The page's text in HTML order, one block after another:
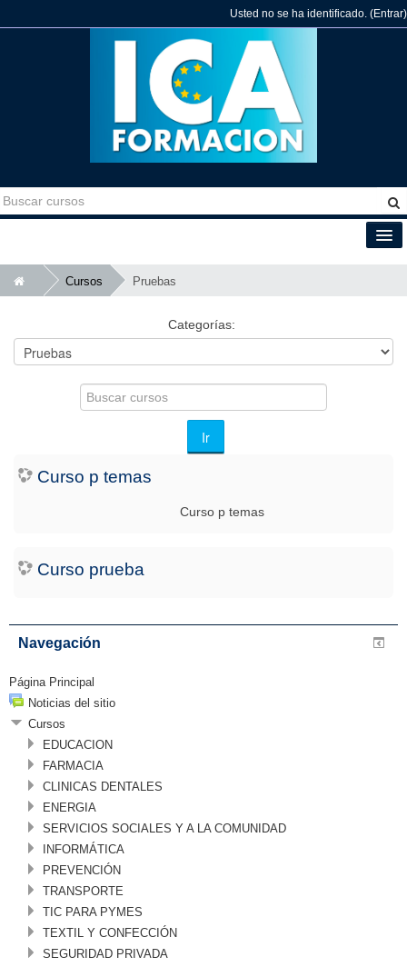
Usted no se ha identificado. (Entrar)
Español - Internacional (es)
Cursos Pruebas
Categorías:
Buscar
cursos
Ir
Curso p temas
Curso p temas
Curso prueba
Navegación
Página Principal
Noticias del sitio
Cursos
EDUCACION
FARMACIA
CLINICAS DENTALES
ENERGIA
SERVICIOS SOCIALES Y A LA COMUNIDAD
INFORMÁTICA
PREVENCIÓN
TRANSPORTE
TIC PARA PYMES
TEXTIL Y CONFECCIÓN
SEGURIDAD PRIVADA